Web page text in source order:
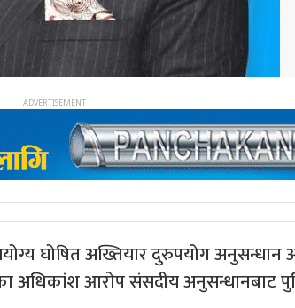
घोषित अख्तियार दुरुपयोग
अधिकांश आरोप संसदीय अनुसन्धानबाट